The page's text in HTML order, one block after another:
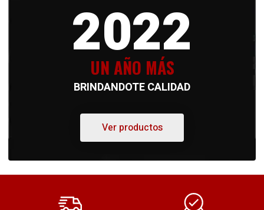
2022
UN AÑO MÁS
BRINDANDOTE CALIDAD
Ver productos